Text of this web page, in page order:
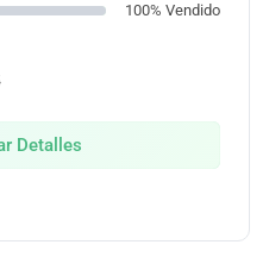
100% Vendido
Detalles